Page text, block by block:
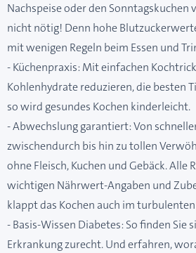
Nachspeise oder den
nicht nötig! Denn hohe
mit wenigen Regeln beim Essen und
- Küchenpraxis: Mit einfachen
Kohlenhydrate reduzieren, die besten
so wird gesundes Kochen kinderleicht.
- Abwechslung garantiert: Von
zwischendurch bis hin zu tollen
ohne Fleisch, Kuchen und Gebäck. Alle
wichtigen Nährwert-Angaben und
klappt das Kochen auch im
- Basis-Wissen Diabetes: So finden Sie
Erkrankung zurecht. Und erfahren,